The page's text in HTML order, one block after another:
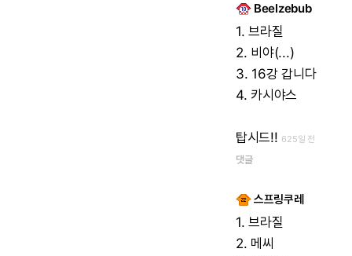
Beelzebub
1. 브라질
2. 비야(...)
3. 16강 갑니다
4. 카시야스
탑시드!! 625일 전
댓글
스프링쿠레
1. 브라질
2. 메씨